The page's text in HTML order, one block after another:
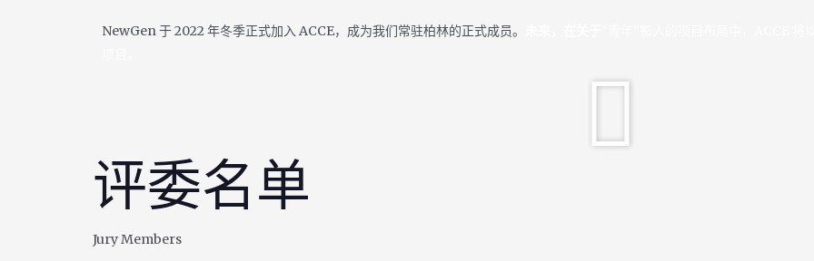
NewGen 于 2022 年冬季正式加入 ACCE，成为我们常驻柏林的正式成员。
评委名单
Jury Members